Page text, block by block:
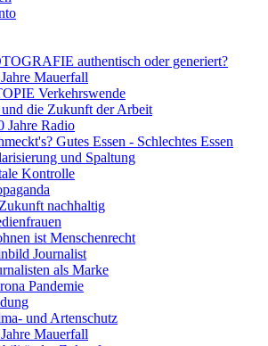
authentisch oder generiert?
Mauerfall
Verkehrswende
die Zukunft der Arbeit
Jahre Radio
Gutes Essen - Schlechtes Essen
und Spaltung
Kontrolle
nachhaltig
ist Menschenrecht
Journalist
als Marke
Pandemie
und Artenschutz
Mauerfall